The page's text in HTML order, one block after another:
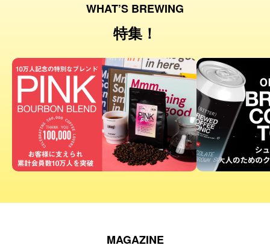
WHAT’S BREWING
特集！
MAGAZINE